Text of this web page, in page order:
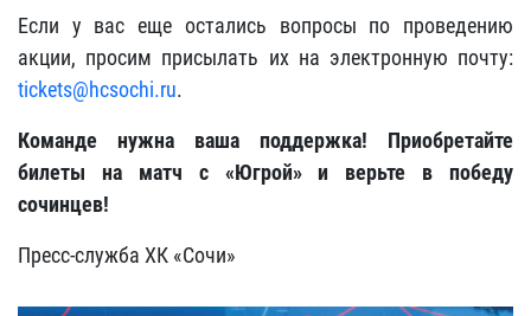
Если у вас еще остались вопросы по проведению
акции, просим присылать их на электронную почту:
tickets@hcsochi.ru.
Команде нужна ваша поддержка! Приобретайте
билеты на матч с «Югрой» и верьте в победу
сочинцев!
Пресс-служба ХК «Сочи»